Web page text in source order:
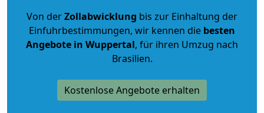
Von derZollabwicklung bis zur Einhaltung der
Einfuhrbestimmungen, wir kennen die besten
Angebote in Wuppertal, für ihren Umzug nach
Brasilien.
Kostenlose Angebote erhalten